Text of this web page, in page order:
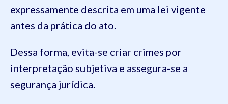
expressamente descrita em uma lei vigente
antes da prática do ato.
Dessa forma, evita-se criar crimes por
interpretação subjetiva e assegura-se a
segurança jurídica.